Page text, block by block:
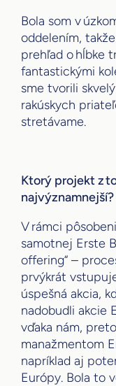
Bola som v
oddelením,
prehľad o hĺbke
fantastickými
sme tvorili
rakúskych
stretávame.
Ktorý projekt z
najvýznamnejší?
V rámci
samotnej Erste
offering“ –
prvýkrát
úspešná akcia,
nadobudli akcie
vďaka nám,
manažmentom
napríklad aj
Európy. Bola to